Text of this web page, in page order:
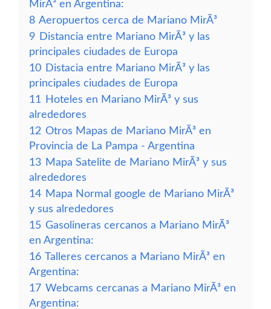
MirÃ³ en Argentina:
8 Aeropuertos cerca de Mariano MirÃ³
9 Distancia entre Mariano MirÃ³ y las
principales ciudades de Europa
10 Distacia entre Mariano MirÃ³ y las
principales ciudades de Europa
11
Hoteles en Mariano MirÃ³ y sus
alrededores
12 Otros Mapas de Mariano MirÃ³ en
Provincia de La Pampa - Argentina
13 Mapa Satelite de Mariano MirÃ³ y sus
alrededores
14 Mapa Normal google de Mariano MirÃ³
y sus alrededores
15 Gasolineras cercanos a Mariano MirÃ³
en Argentina:
16 Talleres cercanos a Mariano MirÃ³ en
Argentina:
17 Webcams cercanas a Mariano MirÃ³ en
Argentina: